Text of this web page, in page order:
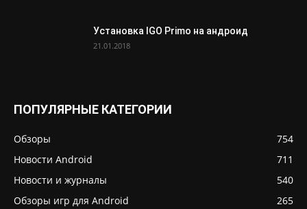
Установка IGO Primo на андроид
21.01.2018
ПОПУЛЯРНЫЕ КАТЕГОРИИ
Обзоры
754
Новости Android
711
Новости и журналы
540
Обзоры игр для Android
265